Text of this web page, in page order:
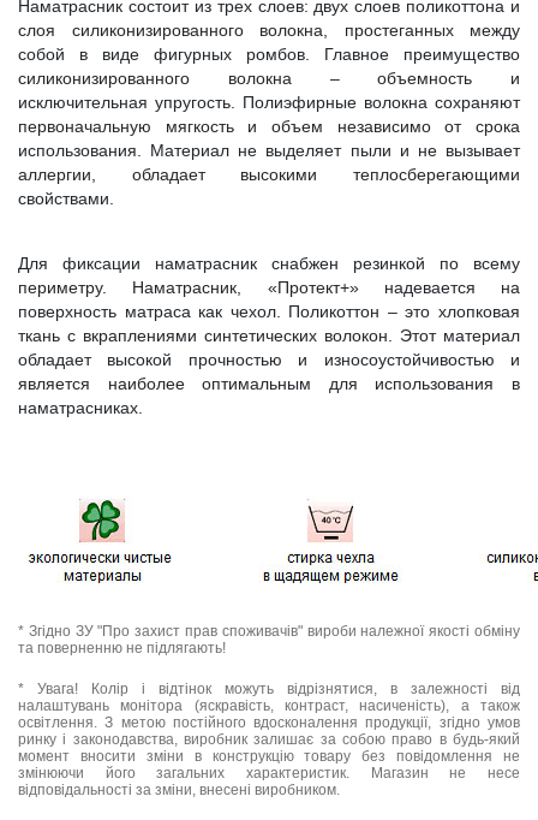
Наматрасник состоит из трех слоев: двух слоев поликоттона и
слоя силиконизированного волокна, простеганных между
собой в виде фигурных ромбов. Главное преимущество
силиконизированного волокна – объемность и
исключительная упругость. Полиэфирные волокна сохраняют
первоначальную мягкость и объем независимо от срока
использования. Материал не выделяет пыли и не вызывает
аллергии, обладает высокими теплосберегающими
свойствами.
Для фиксации наматрасник снабжен резинкой по всему
периметру. Наматрасник, «Протект+» надевается на
поверхность матраса как чехол. Поликоттон – это хлопковая
ткань с вкраплениями синтетических волокон. Этот материал
обладает высокой прочностью и износоустойчивостью и
является наиболее оптимальным для использования в
наматрасниках.
* Згідно ЗУ "Про захист прав споживачів" вироби належної якості обміну
та поверненню не підлягають!
* Увага! Колір і відтінок можуть відрізнятися, в залежності від
налаштувань монітора (яскравість, контраст, насиченість), а також
освітлення. З метою постійного вдосконалення продукції, згідно умов
ринку і законодавства, виробник залишає за собою право в будь-який
момент вносити зміни в конструкцію товару без повідомлення не
змінюючи його загальних характеристик. Магазин не несе
відповідальності за зміни, внесені виробником.